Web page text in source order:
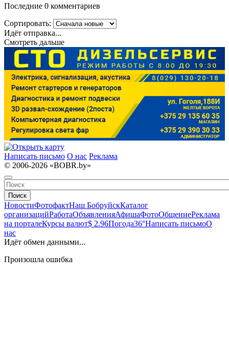
Последние 0 комментариев
Сортировать:
Идёт отправка...
Смотреть дальше
Написать письмо О нас Реклама
© 2006-2026 «BOBR.by»
Поиск
НовостиФотофактНаш БобруйскКаталог
организацийРаботаОбъявленияАфишаФотоОбщениеРеклама
на порталеКурсы валют$ 2.96Погода36°Написать письмоО
нас
Идёт обмен данными...
Произошла ошибка